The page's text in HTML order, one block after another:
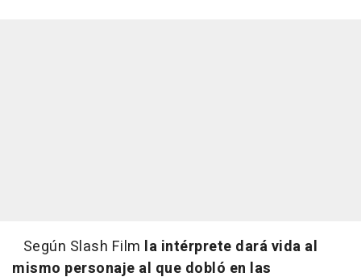
Según Slash Film la intérprete dará vida al
mismo personaje al que dobló en las